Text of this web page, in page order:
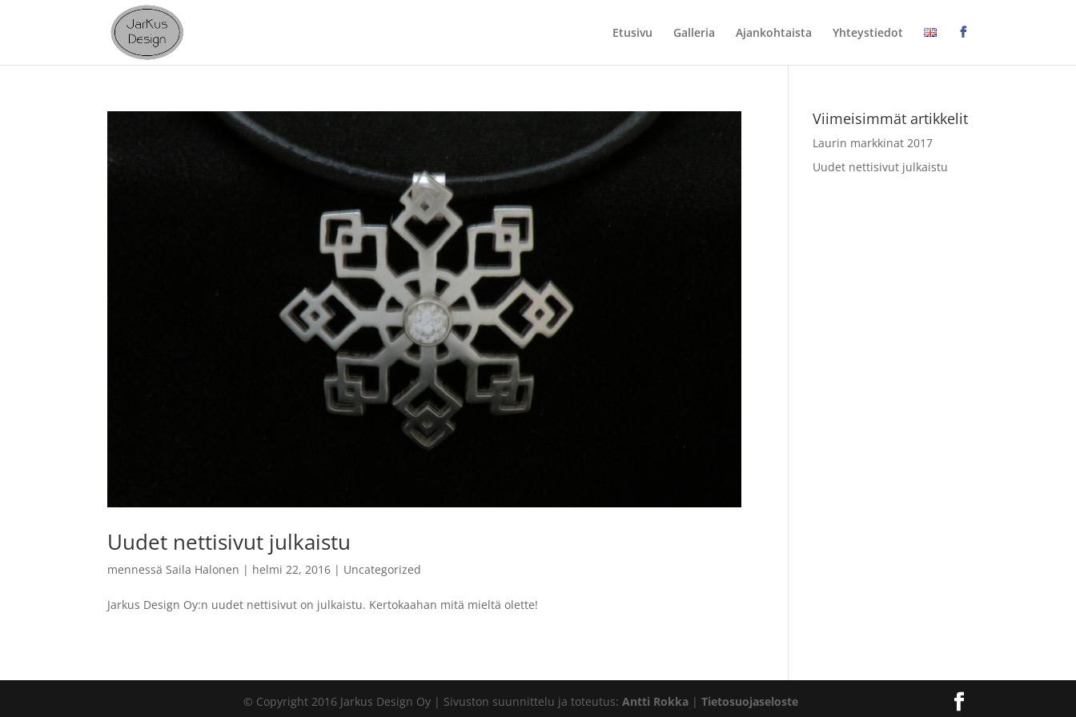
Etusivu Galleria Ajankohtaista Yhteystiedot
Uudet nettisivut julkaistu
mennessä Saila Halonen | helmi 22, 2016 | Uncategorized
Jarkus Design Oy:n uudet nettisivut on julkaistu. Kertokaahan mitä mieltä olette!
Viimeisimmät artikkelit
Laurin markkinat 2017
Uudet nettisivut julkaistu
© Copyright 2016 Jarkus Design Oy | Sivuston suunnittelu ja toteutus: Antti Rokka| Tietosuojaseloste